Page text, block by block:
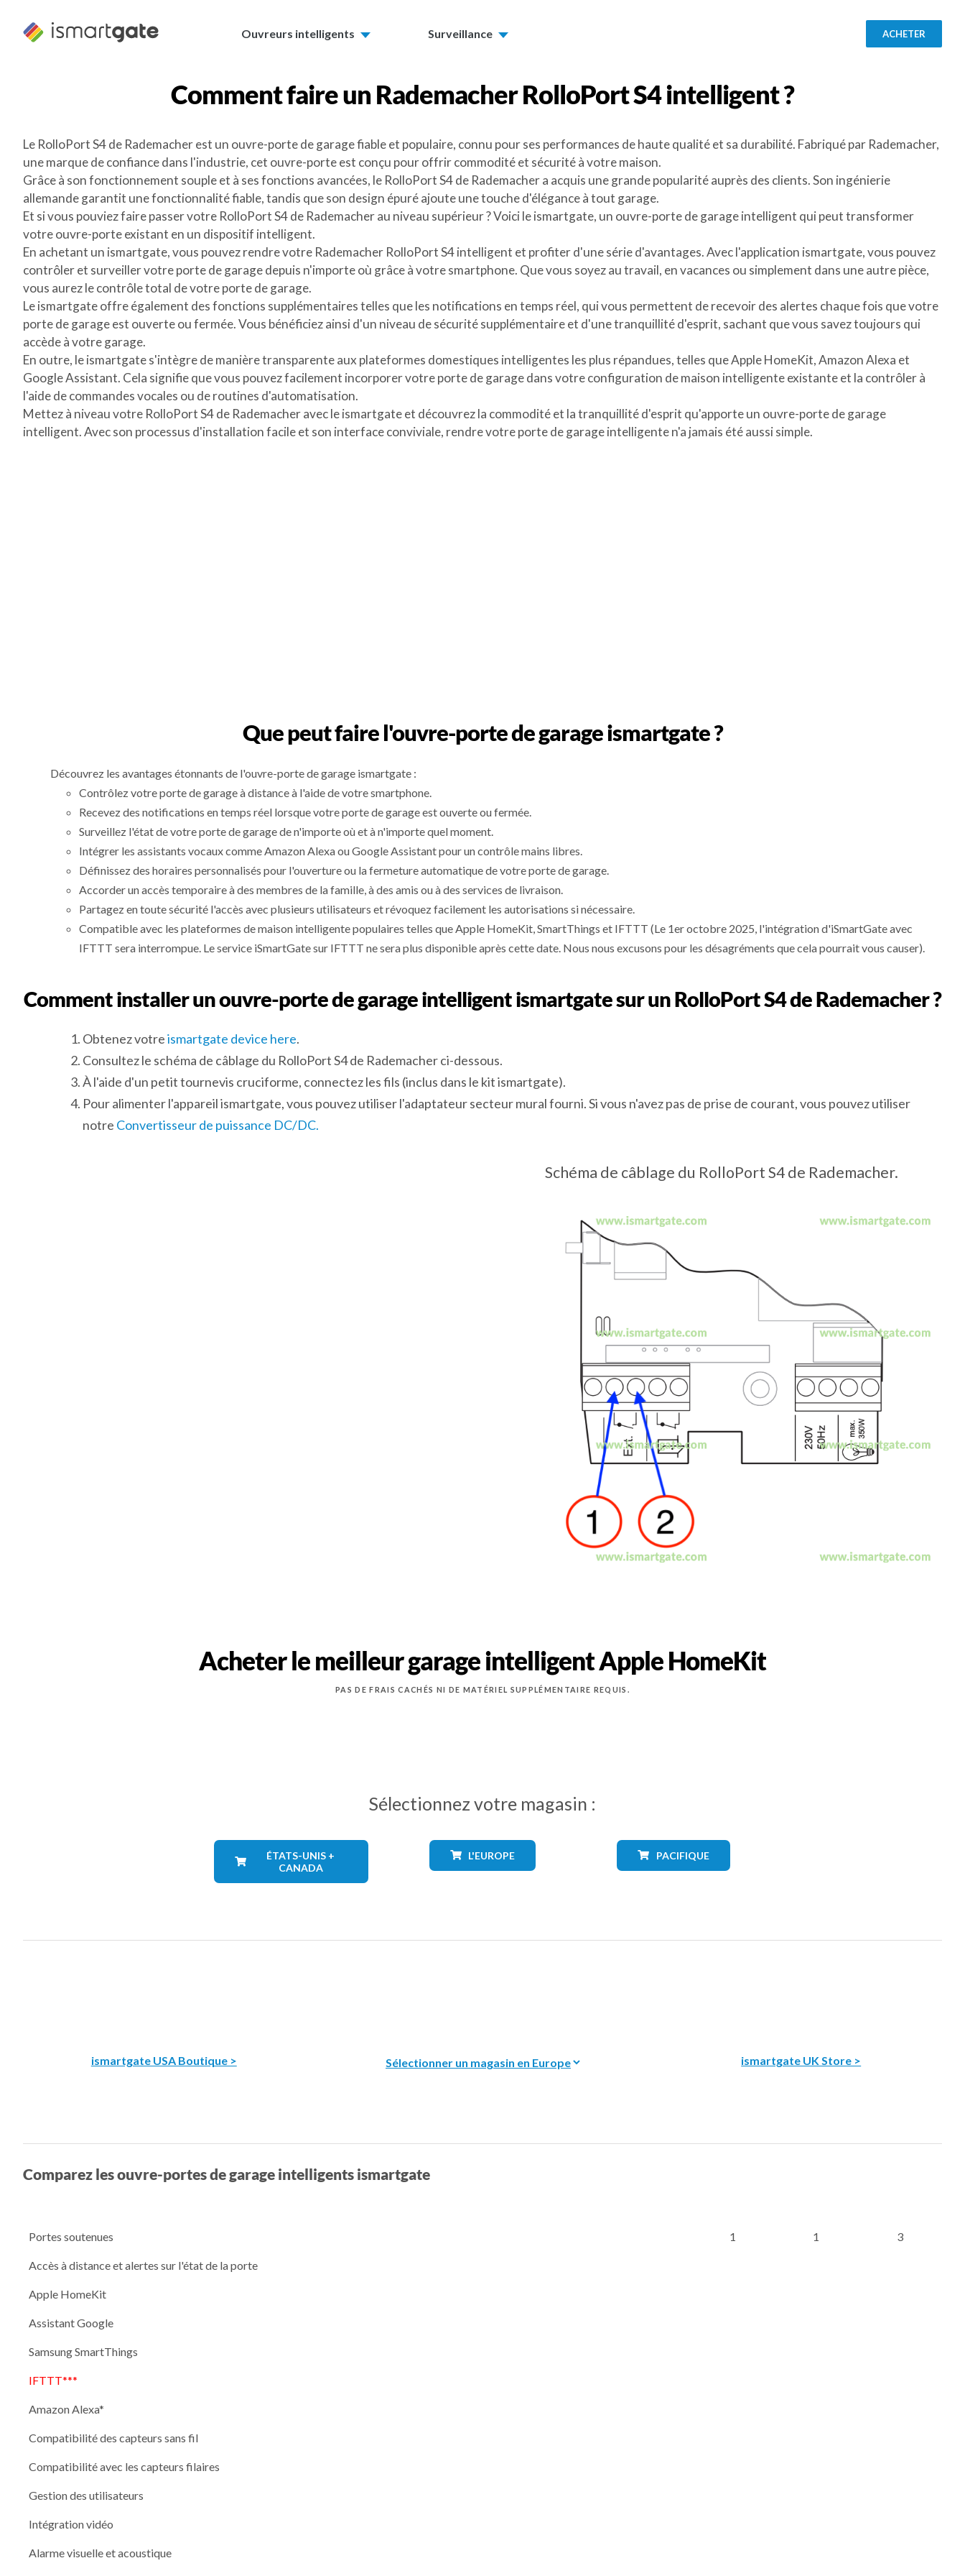
content
Ouvreurs intelligents Surveillance ACHETER
Comment faire un Rademacher RolloPort S4intelligent ?
Le RolloPort S4 de Rademacher est un ouvre-porte de garage fiable et populaire, connu pour ses performances de haute qualité et sa durabilité. Fabriqué par Rademacher,
une marque de confiance dans l'industrie, cet ouvre-porte est conçu pour offrir commodité et sécurité à votre maison.
Grâce à son fonctionnement souple et à ses fonctions avancées, le RolloPort S4 de Rademacher a acquis une grande popularité auprès des clients. Son ingénierie
allemande garantit une fonctionnalité fiable, tandis que son design épuré ajoute une touche d'élégance à tout garage.
Et si vous pouviez faire passer votre RolloPort S4 de Rademacher au niveau supérieur ? Voici le ismartgate, un ouvre-porte de garage intelligent qui peut transformer
votre ouvre-porte existant en un dispositif intelligent.
En achetant un ismartgate, vous pouvez rendre votre Rademacher RolloPort S4 intelligent et profiter d'une série d'avantages. Avec l'application ismartgate, vous pouvez
contrôler et surveiller votre porte de garage depuis n'importe où grâce à votre smartphone. Que vous soyez au travail, en vacances ou simplement dans une autre pièce,
vous aurez le contrôle total de votre porte de garage.
Le ismartgate offre également des fonctions supplémentaires telles que les notifications en temps réel, qui vous permettent de recevoir des alertes chaque fois que votre
porte de garage est ouverte ou fermée. Vous bénéficiez ainsi d'un niveau de sécurité supplémentaire et d'une tranquillité d'esprit, sachant que vous savez toujours qui
accède à votre garage.
En outre, le ismartgate s'intègre de manière transparente aux plateformes domestiques intelligentes les plus répandues, telles que Apple HomeKit, Amazon Alexa et
Google Assistant. Cela signifie que vous pouvez facilement incorporer votre porte de garage dans votre configuration de maison intelligente existante et la contrôler à
l'aide de commandes vocales ou de routines d'automatisation.
Mettez à niveau votre RolloPort S4 de Rademacher avec le ismartgate et découvrez la commodité et la tranquillité d'esprit qu'apporte un ouvre-porte de garage
intelligent. Avec son processus d'installation facile et son interface conviviale, rendre votre porte de garage intelligente n'a jamais été aussi simple.
Que peut faire l'ouvre-porte de garage ismartgate ?
Découvrez les avantages étonnants de l'ouvre-porte de garage ismartgate :
Contrôlez votre porte de garage à distance à l'aide de votre smartphone.
Recevez des notifications en temps réel lorsque votre porte de garage est ouverte ou fermée.
Surveillez l'état de votre porte de garage de n'importe où et à n'importe quel moment.
Intégrer les assistants vocaux comme Amazon Alexa ou Google Assistant pour un contrôle mains libres.
Définissez des horaires personnalisés pour l'ouverture ou la fermeture automatique de votre porte de garage.
Accorder un accès temporaire à des membres de la famille, à des amis ou à des services de livraison.
Partagez en toute sécurité l'accès avec plusieurs utilisateurs et révoquez facilement les autorisations si nécessaire.
Compatible avec les plateformes de maison intelligente populaires telles que Apple HomeKit, SmartThings et IFTTT (Le 1er octobre 2025, l'intégration d'iSmartGate avec
IFTTT sera interrompue. Le service iSmartGate sur IFTTT ne sera plus disponible après cette date. Nous nous excusons pour les désagréments que cela pourrait vous causer).
Comment installer un ouvre-porte de garage intelligent ismartgate sur un RolloPort S4 de Rademacher ?
Obtenez votreismartgate device here.
Consultez le schéma de câblage du RolloPort S4 de Rademacher ci-dessous.
À l'aide d'un petit tournevis cruciforme, connectez les fils (inclus dans le kit ismartgate).
Pour alimenter l'appareil ismartgate, vous pouvez utiliser l'adaptateur secteur mural fourni. Si vous n'avez pas de prise de courant, vous pouvez utiliser
notre Convertisseur de puissance DC/DC.
Schéma de câblage du RolloPort S4 de Rademacher.
Acheter le meilleur garage intelligent Apple HomeKit
PAS DE FRAIS CACHÉS NI DE MATÉRIEL SUPPLÉMENTAIRE REQUIS.
Sélectionnez votre magasin :
ÉTATS-UNIS +
CANADA
L'EUROPE PACIFIQUE
ismartgate USA Boutique > ismartgate UK Store >
Comparez les ouvre-portes de garage intelligents ismartgate
Portes soutenues 1 1 3
Accès à distance et alertes sur l'état de la porte
Apple HomeKit
Assistant Google
Samsung SmartThings
IFTTT***
Amazon Alexa*
Compatibilité des capteurs sans fil
Compatibilité avec les capteurs filaires
Gestion des utilisateurs
Intégration vidéo
Alarme visuelle et acoustique